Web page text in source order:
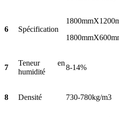
6 Spécification
7
Teneur en
humidité
8-14%
8 Densité 730-780kg/m3